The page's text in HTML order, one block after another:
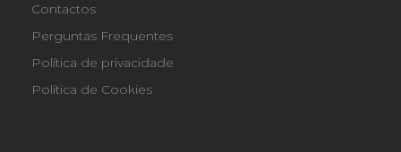
Contactos
Perguntas Frequentes
Política de privacidade
Política de Cookies